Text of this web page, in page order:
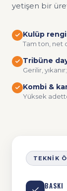
yetişen bir
Kulüp rengi
Tam ton, net
Tribüne
Gerilir,
Kombi &
Yüksek
TEKNIK
BASKI